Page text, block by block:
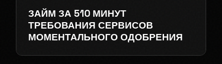
ЗАЙМ ЗА 510 МИНУТ
ТРЕБОВАНИЯ СЕРВИСОВ
МОМЕНТАЛЬНОГО ОДОБРЕНИЯ